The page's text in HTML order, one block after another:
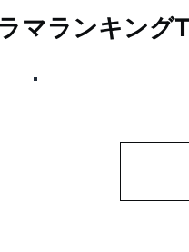
ラマランキン